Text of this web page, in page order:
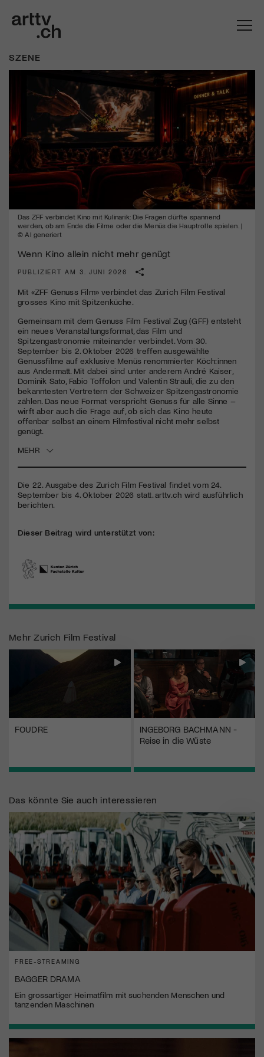
SZENE
Das ZFF verbindet Kino mit Kulinarik: Die Fragen dürfte spannend
werden, ob am Ende die Filme oder die Menüs die Hauptrolle spielen. |
© AI generiert
Wenn Kino allein nicht mehr genügt
PUBLIZIERT AM 3. JUNI 2026
Mit «ZFF Genuss Film» verbindet das Zurich Film Festival
grosses Kino mit Spitzenküche.
Gemeinsam mit dem Genuss Film Festival Zug (GFF) entsteht
ein neues Veranstaltungsformat, das Film und
Spitzengastronomie miteinander verbindet. Vom 30.
September bis 2. Oktober 2026 treffen ausgewählte
Genussfilme auf exklusive Menüs renommierter Köch:innen
aus Andermatt. Mit dabei sind unter anderem André Kaiser,
Dominik Sato, Fabio Toffolon und Valentin Sträuli, die zu den
bekanntesten Vertretern der Schweizer Spitzengastronomie
zählen. Das neue Format verspricht Genuss für alle Sinne –
wirft aber auch die Frage auf, ob sich das Kino heute
offenbar selbst an einem Filmfestival nicht mehr selbst
genügt.
MEHR
Die 22. Ausgabe des Zurich Film Festival findet vom 24.
September bis 4. Oktober 2026 statt. arttv.ch wird ausführlich
berichten.
Dieser Beitrag wird unterstützt von:
Mehr Zurich Film Festival
FOUDRE
INGEBORG BACHMANN -
Reise in die Wüste
Das könnte Sie auch interessieren
FREE-STREAMING
BAGGER DRAMA
Ein grossartiger Heimatfilm mit suchenden Menschen und
tanzenden Maschinen
Mach mit: «Be Part of the Art»!
Engagiere dich als Kulturliebhaber:in, Kulturschaffende(r) oder
Kulturinstitution und unterstütze unsere Arbeit.
Mit deiner Mitgliedschaft erhältst du kostenlosen Zugang zu
diversen Kulturevents.